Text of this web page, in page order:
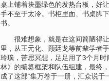
桌上铺着块墨绿色的发热台板，好
手不至于太冷。书柜里面、书桌脚
书。
很难想象，就是在这间简陋得让
里，从王元化、顾廷龙等前辈学者
玲璞，苦思冥想，足足用了3个月时
林》的编纂框架和队伍组建，最终
成了这部“集万卷于一册，汇众说于